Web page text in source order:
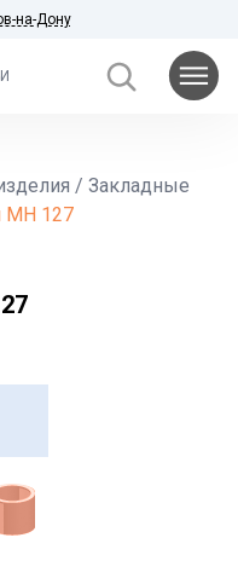
на-Дону
/ Закладные
МН 127